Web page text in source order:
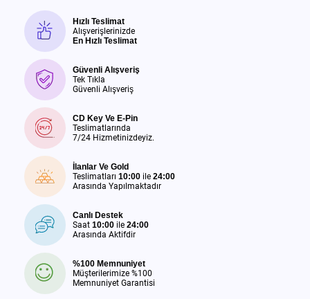
Hızlı Teslimat
Alışverişlerinizde
En Hızlı Teslimat
Güvenli Alışveriş
Tek Tıkla
Güvenli Alışveriş
CD Key Ve E-Pin
Teslimatlarında
7/24 Hizmetinizdeyiz.
İlanlar Ve Gold
Teslimatları 10:00 ile 24:00
Arasında Yapılmaktadır
Canlı Destek
Saat 10:00 ile 24:00
Arasında Aktifdir
%100 Memnuniyet
Müşterilerimize %100
Memnuniyet Garantisi